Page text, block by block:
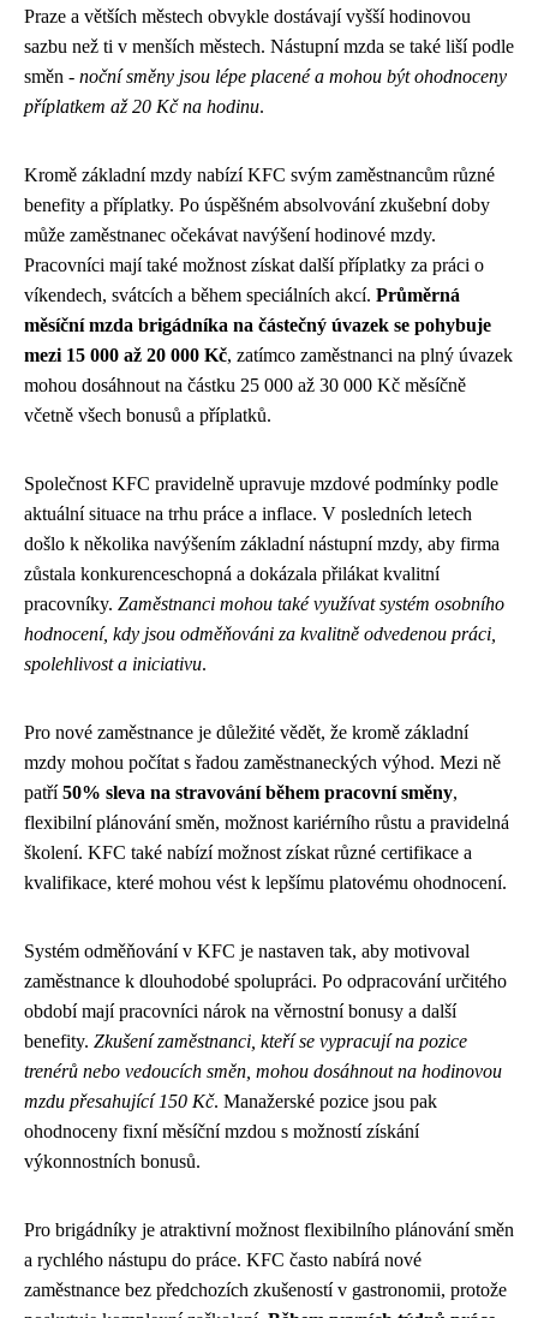
Praze a větších městech obvykle dostávají vyšší hodinovou
sazbu než ti v menších městech. Nástupní mzda se také liší podle
směn - noční směny jsou lépe placené a mohou být ohodnoceny
příplatkem až 20 Kč na hodinu.
Kromě základní mzdy nabízí KFC svým zaměstnancům různé
benefity a příplatky. Po úspěšném absolvování zkušební doby
může zaměstnanec očekávat navýšení hodinové mzdy.
Pracovníci mají také možnost získat další příplatky za práci o
víkendech, svátcích a během speciálních akcí. Průměrná
měsíční mzda brigádníka na částečný úvazek se pohybuje
mezi 15 000 až 20 000 Kč, zatímco zaměstnanci na plný úvazek
mohou dosáhnout na částku 25 000 až 30 000 Kč měsíčně
včetně všech bonusů a příplatků.
Společnost KFC pravidelně upravuje mzdové podmínky podle
aktuální situace na trhu práce a inflace. V posledních letech
došlo k několika navýšením základní nástupní mzdy, aby firma
zůstala konkurenceschopná a dokázala přilákat kvalitní
pracovníky. Zaměstnanci mohou také využívat systém osobního
hodnocení, kdy jsou odměňováni za kvalitně odvedenou práci,
spolehlivost a iniciativu.
Pro nové zaměstnance je důležité vědět, že kromě základní
mzdy mohou počítat s řadou zaměstnaneckých výhod. Mezi ně
patří50% sleva na stravování během pracovní směny,
flexibilní plánování směn, možnost kariérního růstu a pravidelná
školení. KFC také nabízí možnost získat různé certifikace a
kvalifikace, které mohou vést k lepšímu platovému ohodnocení.
Systém odměňování v KFC je nastaven tak, aby motivoval
zaměstnance k dlouhodobé spolupráci. Po odpracování určitého
období mají pracovníci nárok na věrnostní bonusy a další
benefity. Zkušení zaměstnanci, kteří se vypracují na pozice
trenérů nebo vedoucích směn, mohou dosáhnout na hodinovou
mzdu přesahující 150 Kč. Manažerské pozice jsou pak
ohodnoceny fixní měsíční mzdou s možností získání
výkonnostních bonusů.
Pro brigádníky je atraktivní možnost flexibilního plánování směn
a rychlého nástupu do práce. KFC často nabírá nové
zaměstnance bez předchozích zkušeností v gastronomii, protože